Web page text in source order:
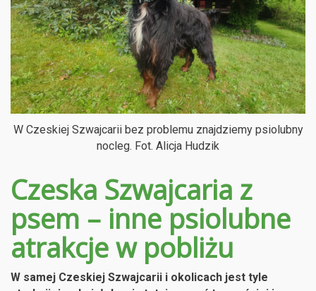
W Czeskiej Szwajcarii bez problemu znajdziemy psiolubny
nocleg. Fot. Alicja Hudzik
Czeska Szwajcaria z
psem – inne psiolubne
atrakcje w pobliżu
W samej Czeskiej Szwajcarii i okolicach jest tyle